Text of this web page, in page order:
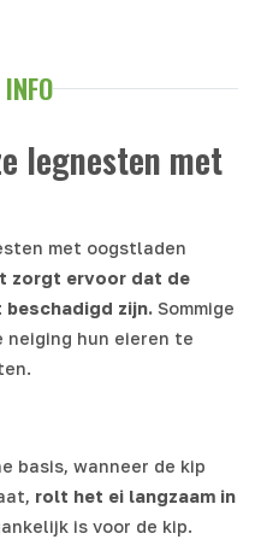
legnesten met
met oogstladen
zorgt ervoor dat de
zijn. Sommige
neiging hun eieren te
basis, wanneer de kip
rolt het ei langzaam in
is voor de kip.